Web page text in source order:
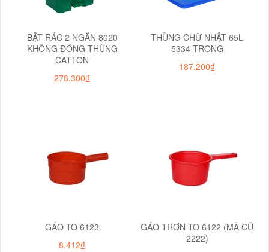
BẬT RÁC 2 NGĂN 8020
KHÔNG ĐÓNG THÙNG
CATTON
278.300₫
THÙNG CHỮ NHẬT 65L
5334 TRONG
187.200₫
GÁO TO 6123
8.412₫
GÁO TRƠN TO 6122 (MÃ CŨ
2222)